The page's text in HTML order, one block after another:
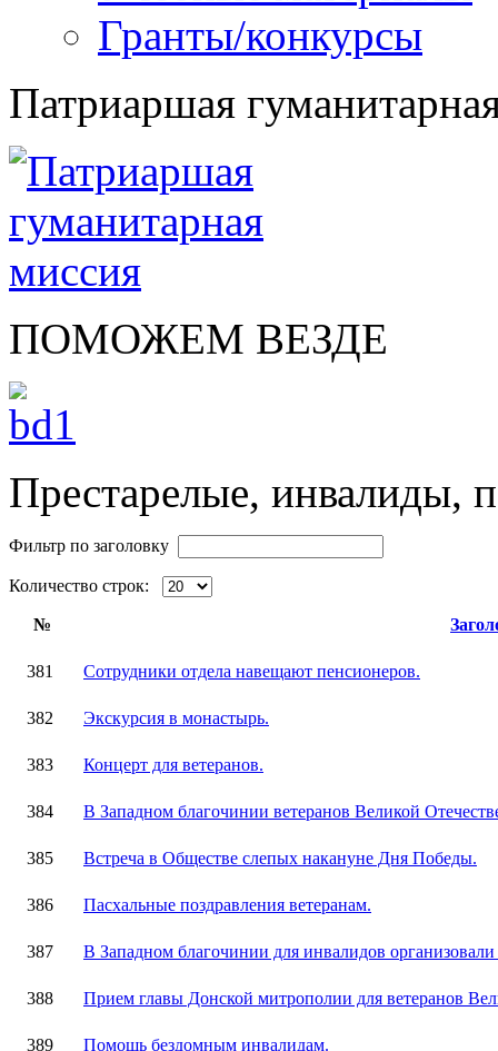
Гранты/конкурсы
Патриаршая
ПОМОЖЕМ ВЕЗДЕ
Престарелые, инвалиды,
Фильтр по заголовку
Количество строк:
№
381 Сотрудники отдела навещают пенсионеров.
382 Экскурсия в монастырь.
383 Концерт для ветеранов.
384 В Западном благочинии ветеранов Великой
385 Встреча в Обществе слепых накануне Дня Победы.
386 Пасхальные поздравления ветеранам.
387 В Западном благочинии для инвалидов
388 Прием главы Донской митрополии для ветеранов
389 Помощь бездомным инвалидам.